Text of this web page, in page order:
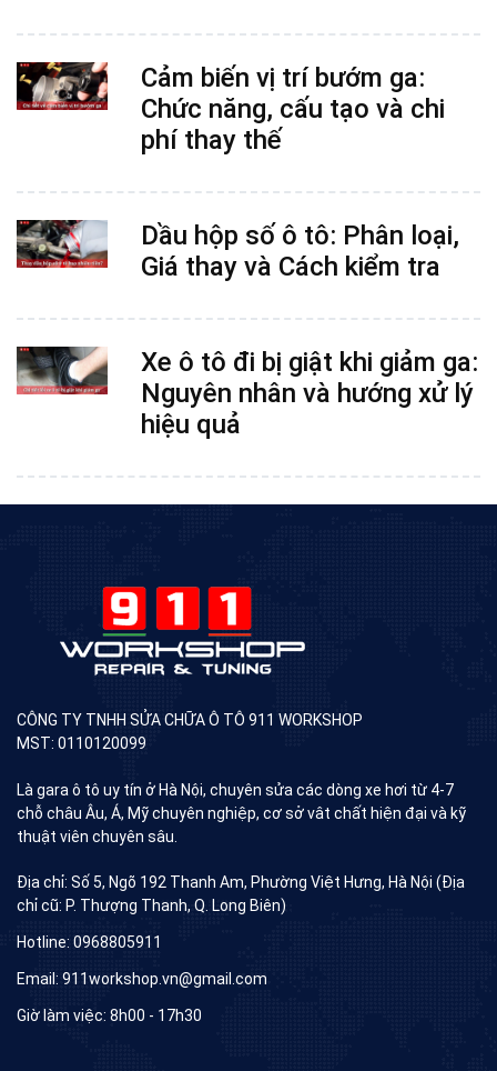
Cảm biến vị trí bướm ga:
Chức năng, cấu tạo và chi
phí thay thế
Dầu hộp số ô tô: Phân loại,
Giá thay và Cách kiểm tra
Xe ô tô đi bị giật khi giảm ga:
Nguyên nhân và hướng xử lý
hiệu quả
CÔNG TY TNHH SỬA CHỮA Ô TÔ 911 WORKSHOP
MST: 0110120099
Là gara ô tô uy tín ở Hà Nội, chuyên sửa các dòng xe hơi từ 4-7
chỗ châu Âu, Á, Mỹ chuyên nghiệp, cơ sở vât chất hiện đại và kỹ
thuật viên chuyên sâu.
Địa chỉ: Số 5, Ngõ 192 Thanh Am, Phường Việt Hưng, Hà Nội (Địa
chỉ cũ: P. Thượng Thanh, Q. Long Biên)
Hotline: 0968805911
Email: 911workshop.vn@gmail.com
Giờ làm việc: 8h00 - 17h30